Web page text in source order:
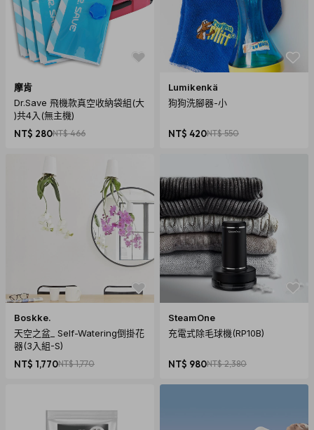
商品規格
產地：日本 / made in Japan
材質：100%純棉
尺寸：145 x 190cm
重量：約 950g
內容物：IKOI 今治毛巾毯 薰衣草灰 x1
本產品為個人衛生用品，依照消費者保護法的規定，一經拆封
摩肯
Dr.Save 飛機款真空收納袋組(大
)共4入(無主機)
NT$ 280NT$ 466
Lumikenkä
狗狗洗腳器-小
NT$ 420NT$ 550
Boskke.
天空之盆_ Self-Watering倒掛花
器(3入組-S)
NT$ 1,770NT$ 1,770
SteamOne
充電式除毛球機(RP10B)
NT$ 980NT$ 2,380